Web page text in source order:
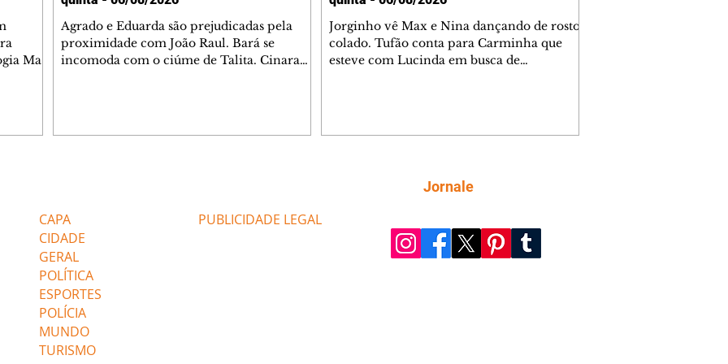
Mau
Agrado e Eduarda são prejudicadas pela
proximidade com João Raul. Bará se
incomoda com o ciúme de Talita. Cinara
ajudar João Raul sem prejudicar a amiga.
Jorginho vê Max e Nina dançando de rosto
colado. Tufão conta para Carminha que
esteve com Lucinda em busca de
Verônica e Noêmia perseguem Cadinho na
praia deserta. Dolores sugere que Roni peça
fugir da praia
CAPA
CIDADE
GERAL
POLÍTICA
ESPORTES
POLÍCIA
MUNDO
TURISMO
PUBLICIDADE LEGAL
Jornale